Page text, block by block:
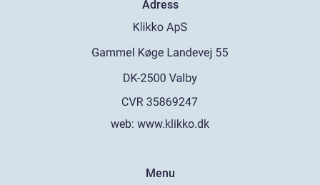
Adress
web: www.klikko.dk
Menu